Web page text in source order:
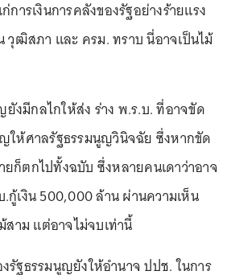
การเงินการคลังของรัฐอย่างร้ายแรง
ฒิสภา และ ครม. ทราบ นี่อาจเป็นไม้
ยังมีกลไกให้ส่ง ร่าง พ.ร.บ. ที่อาจขัด
ให้ศาลรัฐธรรมนูญวินิจฉัย ซึ่งหากขัด
ก็ตกไปทั้งฉบับ ซึ่งหลายคนเดาว่าอาจ
.กู้เงิน 500,000 ล้าน ผ่านความเห็น
สาม แต่อาจไม่จบเท่านี้
รัฐธรรมนูญยังให้อำนาจ ปปช. ในการ